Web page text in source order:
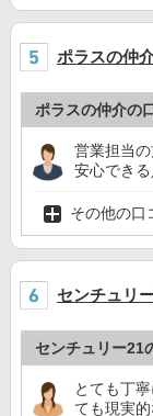
ポラスの仲
ポラスの仲介の
営業担当
安心でき
その他の口
センチュリ
センチュリー21
とても丁
ても現実